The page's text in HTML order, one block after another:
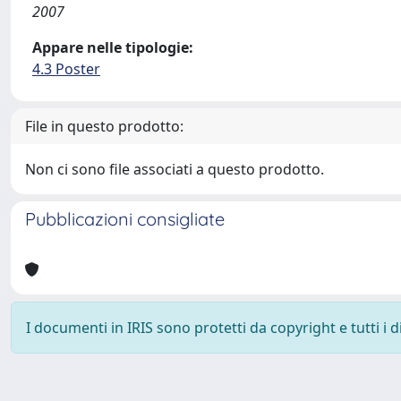
2007
Appare nelle tipologie:
4.3 Poster
File in questo prodotto:
Non ci sono file associati a questo prodotto.
Pubblicazioni consigliate
I documenti in IRIS sono protetti da copyright e tutti i